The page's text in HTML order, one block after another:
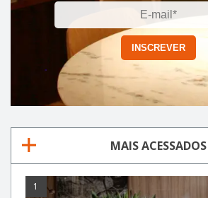
MAIS ACESSADOS
1